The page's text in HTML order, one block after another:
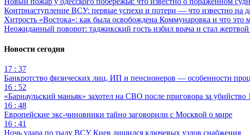
Контрнаступление ВСУ: первые успехи и потери — что известно на
Хитрость «Востока»: как была освобождена Коммунаровка и что это
Неожиданный поворот: таджикский гость избил врача и стал жертвой
Новости сегодня
17 : 37
Банкротство физических лиц, ИП и пенсионеров — особенности
16 : 52
«Барнаульский маньяк» захотел на СВО после приговора за убийство
16 : 48
Европейские экс-чиновники тайно заговорили с Москвой о мире
16 : 41
Ночь удара по тылу ВСУ Киев лишился ключевых узлов снабжения